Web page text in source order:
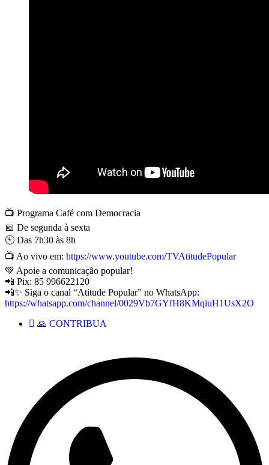
📺 Programa Café com Democracia
📅 De segunda à sexta
🕙 Das 7h30 às 8h
📺 Ao vivo em: https://www.youtube.com/TVAtitudePopular
💚 Apoie a comunicação popular!
📲 Pix: 85 996622120
📲✨ Siga o canal “Atitude Popular” no WhatsApp:
https://whatsapp.com/channel/0029Vb7GYfH8KMqiuH1UsX2O
🙏 CONTRIBUA